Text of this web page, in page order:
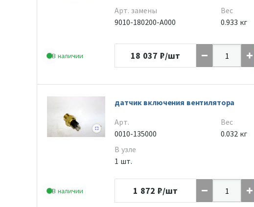
В наличии
Арт. замены
9010-180200-A000
Вес
0.933 кг
18 037 ₽/шт
В наличии
датчик включения вентилятора
Арт.
0010-135000
В узле
1 шт.
Вес
0.032 кг
1 872 ₽/шт